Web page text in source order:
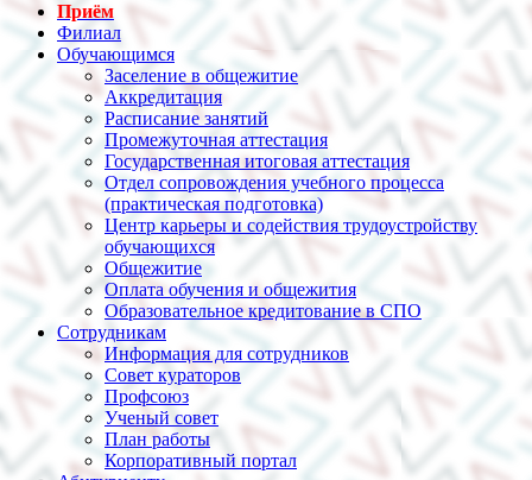
Приём
Филиал
Обучающимся
Заселение в общежитие
Аккредитация
Расписание занятий
Промежуточная аттестация
Государственная итоговая аттестация
Отдел сопровождения учебного процесса
(практическая подготовка)
Центр карьеры и содействия трудоустройству
обучающихся
Общежитие
Оплата обучения и общежития
Образовательное кредитование в СПО
Сотрудникам
Информация для сотрудников
Совет кураторов
Профсоюз
Ученый совет
План работы
Корпоративный портал